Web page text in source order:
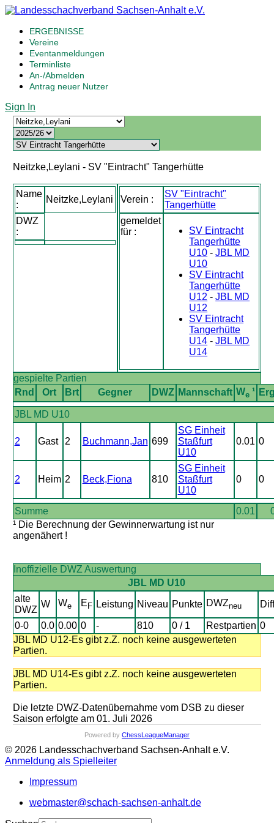
ERGEBNISSE
Vereine
Eventanmeldungen
Terminliste
An-/Abmelden
Antrag neuer Nutzer
Sign In
Neitzke,Leylani - SV "Eintracht" Tangerhütte
Name
:
Neitzke,Leylani
DWZ
:
Verein :
SV "Eintracht"
Tangerhütte
gemeldet
für :
SV Eintracht
Tangerhütte
U10 -JBL MD
U10
SV Eintracht
Tangerhütte
U12 -JBL MD
U12
SV Eintracht
Tangerhütte
U14 -JBL MD
U14
gespielte Partien
Rnd
Ort Brt Gegner DWZ Mannschaft We¹
JBL MD U10
2 Gast 2 Buchmann,Jan 699
SG Einheit
Staßfurt
U10
0.01 0
2 Heim 2 Beck,Fiona 810
SG Einheit
Staßfurt
U10
0 0
Summe 0.01
¹ Die Berechnung der Gewinnerwartung ist nur
angenähert !
Inoffizielle DWZ Auswertung
JBL MD U10
alte
DWZ
W We E F Leistung Niveau Punkte DWZneu
0-0 0.0 0.00 0 - 810 0 / 1 Restpartien 0
JBL MD U12-Es gibt z.Z. noch keine ausgewerteten
Partien.
JBL MD U14-Es gibt z.Z. noch keine ausgewerteten
Partien.
Die letzte DWZ-Datenübernahme vom DSB zu dieser
Saison erfolgte am 01. Juli 2026
Powered by ChessLeagueManager
© 2026 Landesschachverband Sachsen-Anhalt e.V.
Anmeldung als Spielleiter
Impressum
webmaster@schach-sachsen-anhalt.de